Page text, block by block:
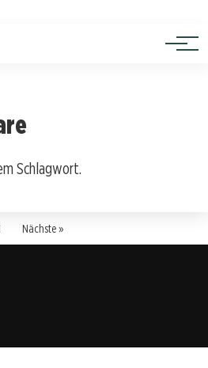
Schlagwort.
Nächste »